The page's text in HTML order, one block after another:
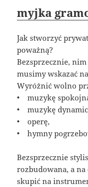
myjka
Jak stworzyć
poważną?
Bezsprzecznie,
musimy wskazać
Wyróżnić wolno
• muzykę
• muzykę
• operę,
• hymny
Bezsprzecznie
rozbudowana, a na
skupić na